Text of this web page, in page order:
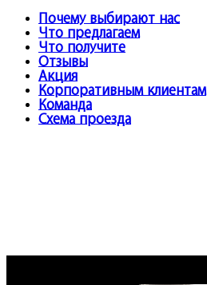
Почему выбирают нас
Что предлагаем
Что получите
Отзывы
Акция
Корпоративным клиентам
Команда
Схема проезда